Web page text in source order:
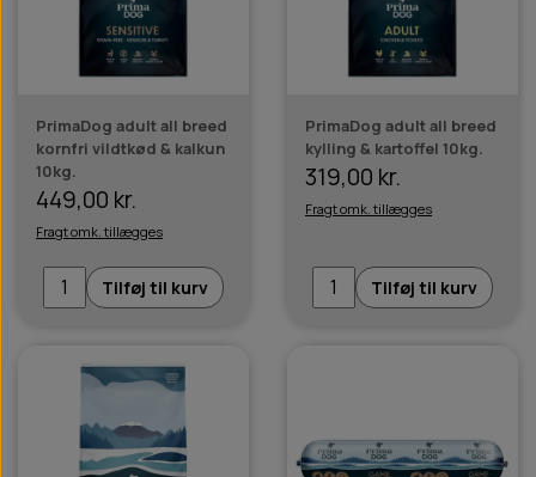
PrimaDog adult all breed
kornfri vildtkød & kalkun
10kg.
449,00 kr.
Fragt omk. tillægges
Tilføj til kurv
PrimaDog adult all breed
kylling & kartoffel 10kg.
319,00 kr.
Fragt omk. tillægges
Tilføj til kurv